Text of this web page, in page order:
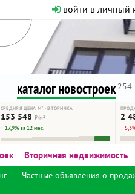
войти в личный
Никакого
как он
каталог новостроек 254
СРЕДНЯЯ ЦЕНА М² · ВТОРИЧКА
153 548 ₽/м²
↑ 17,9% за 12 мес.
2
↓
Вторичная недвижимость
Частные объявления о